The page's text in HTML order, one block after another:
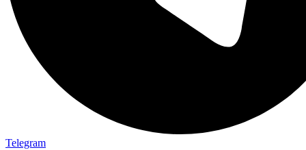
Telegram